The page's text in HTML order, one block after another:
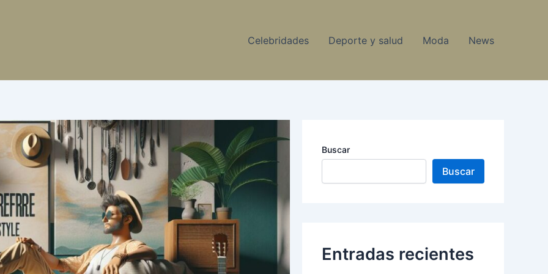
Celebridades Deporte y salud Moda News
Buscar
Buscar
Entradas recientes